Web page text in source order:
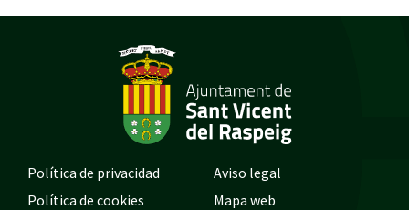
Política de privacidad
Aviso legal
Política de cookies
Mapa web